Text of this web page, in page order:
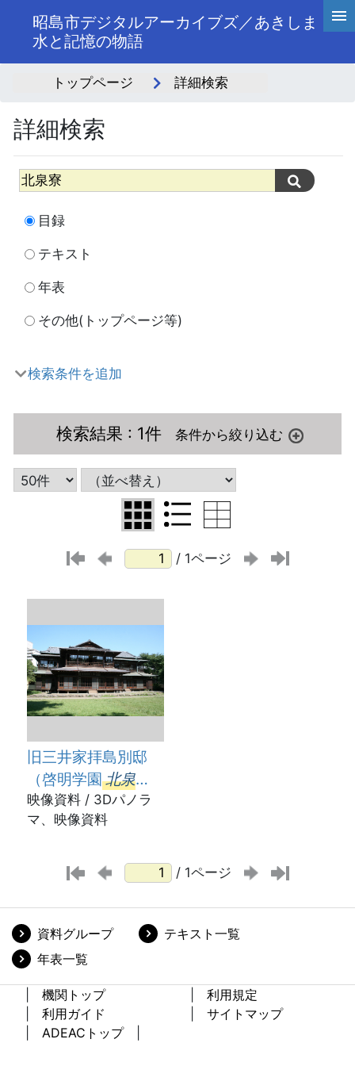
昭島市デジタルアーカイブズ／あきしま
水と記憶の物語
トップページ 詳細検索
詳細検索
目録
テキスト
年表
その他(トップページ等)
検索条件を追加
検索結果 : 1件
/ 1ページ
旧三井家拝島別邸
（啓明学園北泉
寮）
映像資料 / 3Dパノラ
マ、映像資料
/ 1ページ
資料グループ
テキスト一覧
年表一覧
機関トップ
利用規定
利用ガイド
サイトマップ
ADEACトップ